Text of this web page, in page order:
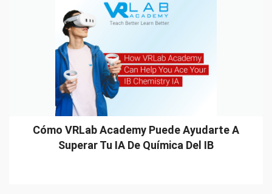
Cómo VRLab Academy Puede Ayudarte A
Superar Tu IA De Química Del IB